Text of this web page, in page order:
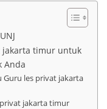
jakarta timur untuk
Anda
Guru les privat jakarta
privat jakarta timur